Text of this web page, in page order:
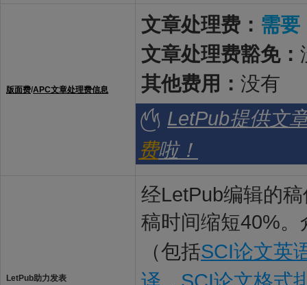
版面费/APC文章处理费信息
文章处理费： 需要
文章处理费豁免：
其他费用： 没有
LetPub提供文
费啦！
LetPub助力发表
经LetPub编辑的
稿时间缩短40%
（包括SCI论文英